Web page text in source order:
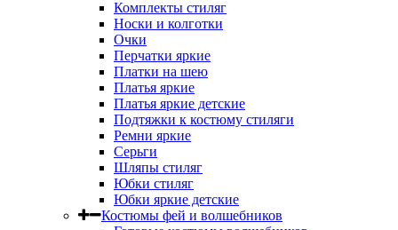
Комплекты стиляг
Носки и колготки
Очки
Перчатки яркие
Платки на шею
Платья яркие
Платья яркие детские
Подтяжки к костюму стиляги
Ремни яркие
Серьги
Шляпы стиляг
Юбки стиляг
Юбки яркие детские
Костюмы фей и волшебников